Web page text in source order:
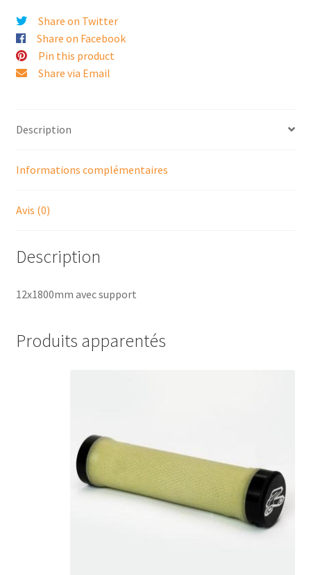
Share on Twitter
Share on Facebook
Pin this product
Share via Email
Description
Informations complémentaires
Avis (0)
Description
12x1800mm avec support
Produits apparentés